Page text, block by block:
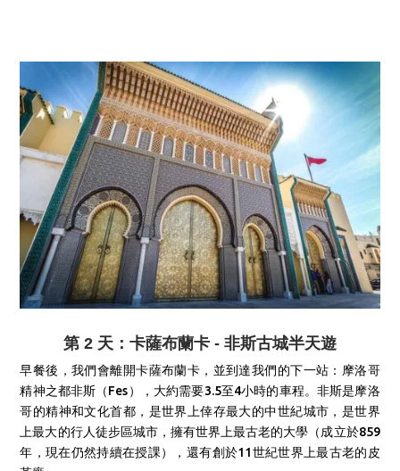
第 2 天：卡薩布蘭卡 - 非斯古城半天遊
早餐後，我們會離開卡薩布蘭卡，並到達我們的下一站：摩洛哥
精神之都非斯（Fes），大約需要3.5至4小時的車程。非斯是摩洛
哥的精神和文化首都，是世界上倖存最大的中世紀城市，是世界
上最大的行人徒步區城市，擁有世界上最古老的大學（成立於859
年，現在仍然持續在授課），還有創於11世紀世界上最古老的皮